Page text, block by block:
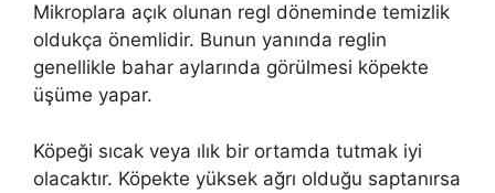
Mikroplara açık olunan regl döneminde temizlik
oldukça önemlidir. Bunun yanında reglin
genellikle bahar aylarında görülmesi köpekte
üşüme yapar.
Köpeği sıcak veya ılık bir ortamda tutmak iyi
olacaktır. Köpekte yüksek ağrı olduğu saptanırsa